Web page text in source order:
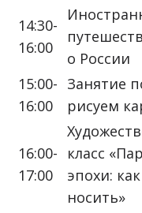
14:30-
16:00
о России
15:00-
16:00
Занятие
рисуем
16:00-
17:00
класс
эпохи:
носить»